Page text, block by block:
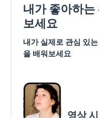
내가 좋아하
보세요
내가 실제로 관심 있
을 배워보세요
영상